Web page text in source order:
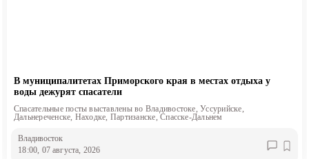
В муниципалитетах Приморского края в местах отдыха у
воды дежурят спасатели
Спасательные посты выставлены во Владивостоке, Уссурийске,
Дальнереченске, Находке, Партизанске, Спасске-Дальнем
Владивосток
18:00, 07 августа, 2026